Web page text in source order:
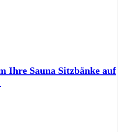
Ihre Sauna Sitzbänke auf